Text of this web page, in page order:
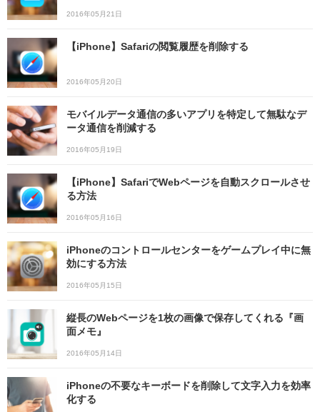
2016年05月21日
【iPhone】Safariの閲覧履歴を削除する
2016年05月20日
モバイルデータ通信の多いアプリを特定して無駄なデ
ータ通信を削減する
2016年05月19日
【iPhone】SafariでWebページを自動スクロールさせ
る方法
2016年05月16日
iPhoneのコントロールセンターをゲームプレイ中に無
効にする方法
2016年05月15日
縦長のWebページを1枚の画像で保存してくれる『画
面メモ』
2016年05月14日
iPhoneの不要なキーボードを削除して文字入力を効率
化する